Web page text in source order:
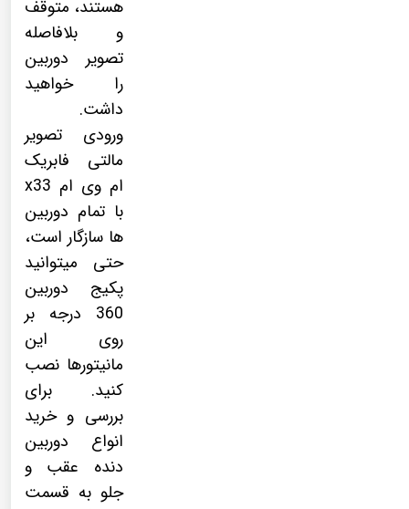
هستند، متوقف
و بلافاصله
تصویر دوربین
را خواهید
داشت.
ورودی تصویر
مالتی فابریک
ام وی ام x33
با تمام دوربین
ها سازگار است،
حتی میتوانید
پکیج دوربین
360 درجه
بر
روی این
مانیتورها نصب
کنید. برای
بررسی و خرید
انواع دوربین
دنده عقب و
جلو به قسمت